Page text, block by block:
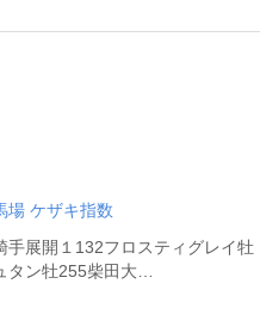
場 ケザキ指数
手展開１132フロスティグレイ牡
タン牡255柴田大…